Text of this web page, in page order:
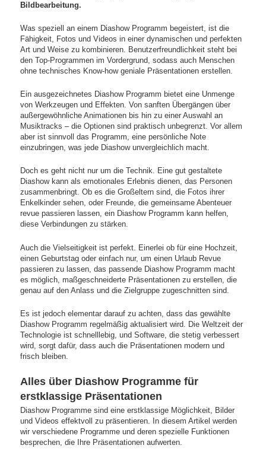
Bildbearbeitung.
Was speziell an einem Diashow Programm begeistert, ist die
Fähigkeit, Fotos und Videos in einer dynamischen und perfekten
Art und Weise zu kombinieren. Benutzerfreundlichkeit steht bei
den Top-Programmen im Vordergrund, sodass auch Menschen
ohne technisches Know-how geniale Präsentationen erstellen.
Ein ausgezeichnetes Diashow Programm bietet eine Unmenge
von Werkzeugen und Effekten. Von sanften Übergängen über
außergewöhnliche Animationen bis hin zu einer Auswahl an
Musiktracks – die Optionen sind praktisch unbegrenzt. Vor allem
aber ist sinnvoll das Programm, eine persönliche Note
einzubringen, was jede Diashow unvergleichlich macht.
Doch es geht nicht nur um die Technik. Eine gut gestaltete
Diashow kann als emotionales Erlebnis dienen, das Personen
zusammenbringt. Ob es die Großeltern sind, die Fotos ihrer
Enkelkinder sehen, oder Freunde, die gemeinsame Abenteuer
revue passieren lassen, ein Diashow Programm kann helfen,
diese Verbindungen zu stärken.
Auch die Vielseitigkeit ist perfekt. Einerlei ob für eine Hochzeit,
einen Geburtstag oder einfach nur, um einen Urlaub Revue
passieren zu lassen, das passende Diashow Programm macht
es möglich, maßgeschneiderte Präsentationen zu erstellen, die
genau auf den Anlass und die Zielgruppe zugeschnitten sind.
Es ist jedoch elementar darauf zu achten, dass das gewählte
Diashow Programm regelmäßig aktualisiert wird. Die Weltzeit der
Technologie ist schnelllebig, und Software, die stetig verbessert
wird, sorgt dafür, dass auch die Präsentationen modern und
frisch bleiben.
Alles über Diashow Programme für
erstklassige Präsentationen
Diashow Programme sind eine erstklassige Möglichkeit, Bilder
und Videos effektvoll zu präsentieren. In diesem Artikel werden
wir verschiedene Programme und deren spezielle Funktionen
besprechen, die Ihre Präsentationen aufwerten.